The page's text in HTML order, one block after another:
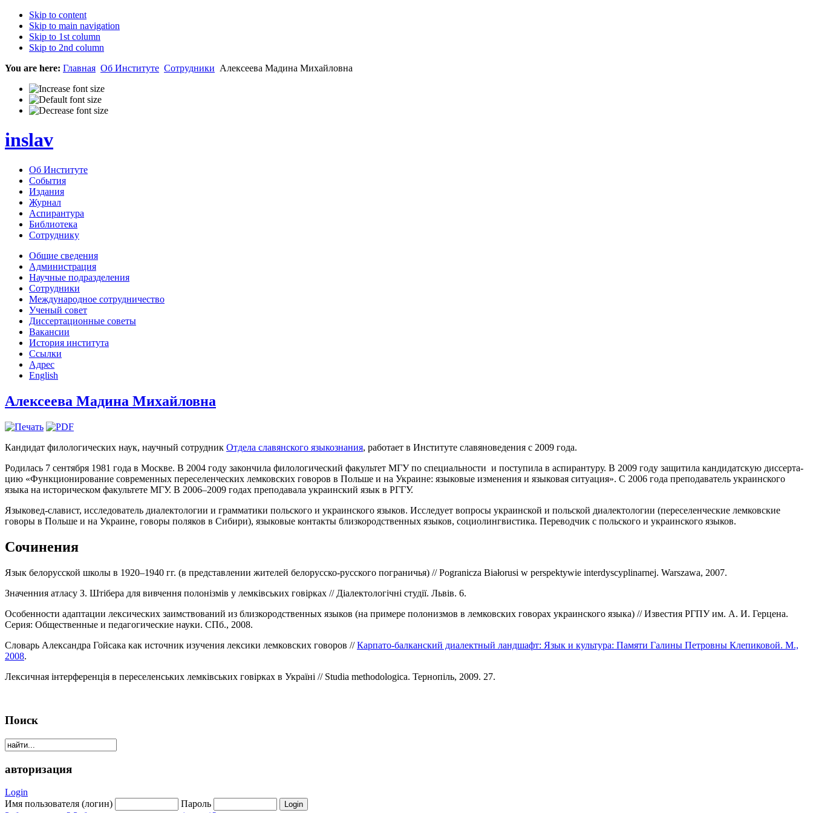
Skip to content
Skip to main navigation
Skip to 1st column
Skip to 2nd column
You are here: Главная Об Институте Сотрудники Алексеева Мадина Михайловна
inslav
Об Институте
События
Издания
Журнал
Аспирантура
Библиотека
Сотруднику
Общие сведения
Администрация
Научные подразделения
Сотрудники
Международное сотрудничество
Ученый совет
Диссертационные советы
Вакансии
История института
Ссылки
Адрес
English
Алексеева Мадина Михайловна
Кандидат филологических наук, научный сотрудник Отдела славянского языкознания, работает в Институте славяноведения с 2009 года.
Родилась 7 сентября 1981 года в Москве. В 2004 году закончила филологический факультет МГУ по специальности и поступила в аспирантуру. В 2009 году защитила кандидатскую дис­сер­та­
цию «Функционирование со­временных переселенческих лемковских гово­ров в Польше и на Украине: языковые изменения и языковая ситуация». С 2006 года преподаватель ук­ра­ин­ского
языка на историческом факультете МГУ. В 2006–2009 годах преподавала украинский язык в РГГУ.
Языковед-сла­вист, исследователь диалектологии и грамматики польского и укра­ин­ско­го язы­ков. Исследует вопросы ук­ра­инской и польской диалектологии (переселенческие лемковские
говоры в По­льше и на Украине, говоры поляков в Сибири), язы­ковые контакты бли­з­ко­род­ст­вен­ных языков, социолингвистика. Пе­реводчик с польского и украинского языков.
Сочинения
Язык белорусской школы в 1920–1940 гг. (в представлении жителей белорусско-русского пограничья) // Pogranicza Białorusi w pers­pek­ty­wie interdyscyplinarnej. Warszawa, 2007.
Значенния атласу З. Шті­бера для вивчення полонізмів у лемківських говірках // Діалектологічні сту­дії. Львів. 6.
Особенности адаптации лексических заимствований из близкородственных языков (на примере полонизмов в лемковских говорах украинского языка) // Известия РГПУ им. А. И. Герцена.
Серия: Обще­ст­вен­ные и педагогические науки. СПб., 2008.
Словарь Александра Гойсака как источник изучения лексики лемковских говоров //Карпато-балканский диалектный ландшафт: Язык и культура: Памяти Галины Петровны Клепиковой. М.,
2008.
Лексичная інтерференція в переселенських лемківських говірках в Україні // Studia methodologica. Тернопіль, 2009. 27.
Поиск
авторизация
Login
Имя пользователя (логин)
Пароль